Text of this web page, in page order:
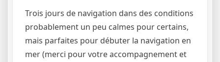
Trois jours de navigation dans des conditions
probablement un peu calmes pour certains,
mais parfaites pour débuter la navigation en
mer (merci pour votre accompagnement et